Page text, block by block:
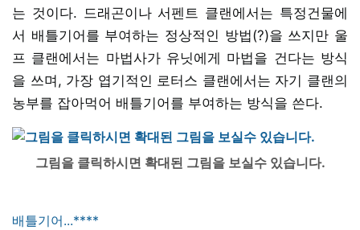
는 것이다. 드래곤이나 서펜트 클랜에서는 특정건물에
서 배틀기어를 부여하는 정상적인 방법(?)을 쓰지만 울
프 클랜에서는 마법사가 유닛에게 마법을 건다는 방식
을 쓰며, 가장 엽기적인 로터스 클랜에서는 자기 클랜의
농부를 잡아먹어 배틀기어를 부여하는 방식을 쓴다.
그림을 클릭하시면 확대된 그림을 보실수 있습니다.
배틀기어...****